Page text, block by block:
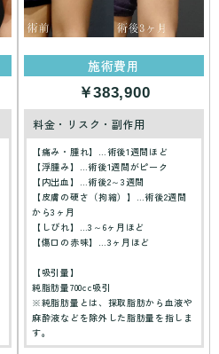
施術費用
￥383,900
料金・リスク・副作用
【痛み・腫れ】…術後1週間ほど
【浮腫み】…術後1週間がピーク
【内出血】…術後2～3週間
【皮膚の硬さ（拘縮）】…術後2週間
から3ヶ月
【しびれ】…3～6ヶ月ほど
【傷口の赤味】…3ヶ月ほど
【吸引量】
純脂肪量700cc吸引
※純脂肪量とは、採取脂肪から血液や
麻酔液などを除外した脂肪量を指しま
す。